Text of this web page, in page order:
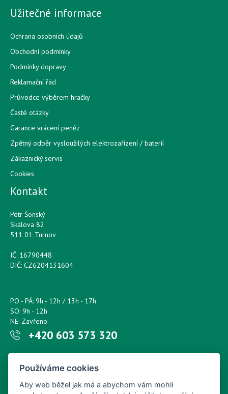
Užitečné informace
Ochrana osobních údajů
Obchodní podmínky
Podmínky dopravy
Reklamační řád
Průvodce výběrem hračky
Časté otázky
Garance vrácení peněz
Zpětný odběr vysloužilých elektrozařízení / bateríí
Zákaznický servis
Cookies
Kontakt
Petr Šonský
Skálova 82
511 01 Turnov
IČ: 16790448
DIČ: CZ6204131604
PO - PÁ: 9h - 12h / 13h - 17h
SO: 9h - 12h
NE: Zavřeno
+420 603 573 320
petr.sonsky@centrum.cz
Používáme cookies
Aby web běžel jak má a abychom vám mohli